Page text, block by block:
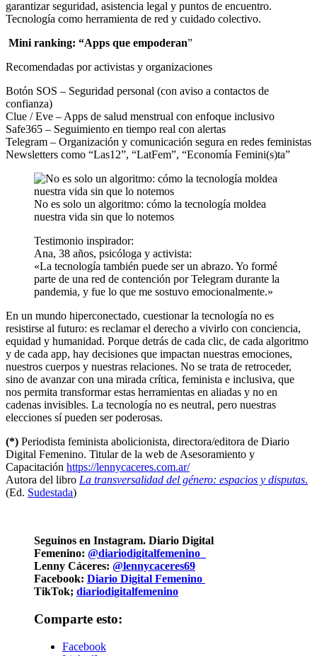
garantizar seguridad, asistencia legal y puntos de encuentro.
Tecnología como herramienta de red y cuidado colectivo.
Mini ranking: “Apps que empoderan”
Recomendadas por activistas y organizaciones
Botón SOS – Seguridad personal (con aviso a contactos de
confianza)
Clue / Eve – Apps de salud menstrual con enfoque inclusivo
Safe365 – Seguimiento en tiempo real con alertas
Telegram – Organización y comunicación segura en redes feministas
Newsletters como “Las12”, “LatFem”, “Economía Femini(s)ta”
No es solo un algoritmo: cómo la tecnología moldea
nuestra vida sin que lo notemos
Testimonio inspirador:
Ana, 38 años, psicóloga y activista:
«La tecnología también puede ser un abrazo. Yo formé
parte de una red de contención por Telegram durante la
pandemia, y fue lo que me sostuvo emocionalmente.»
En un mundo hiperconectado, cuestionar la tecnología no es
resistirse al futuro: es reclamar el derecho a vivirlo con conciencia,
equidad y humanidad. Porque detrás de cada clic, de cada algoritmo
y de cada app, hay decisiones que impactan nuestras emociones,
nuestros cuerpos y nuestras relaciones. No se trata de retroceder,
sino de avanzar con una mirada crítica, feminista e inclusiva, que
nos permita transformar estas herramientas en aliadas y no en
cadenas invisibles. La tecnología no es neutral, pero nuestras
elecciones sí pueden ser poderosas.
(*) Periodista feminista abolicionista, directora/editora de Diario
Digital Femenino. Titular de la web de Asesoramiento y
Capacitación https://lennycaceres.com.ar/
Autora del libro La transversalidad del género: espacios y disputas.
(Ed. Sudestada)
Seguinos en Instagram. Diario Digital
Femenino: @diariodigitalfemenino_
Lenny Cáceres: @lennycaceres69
Facebook: Diario Digital Femenino
TikTok; diariodigitalfemenino
Comparte esto:
Facebook